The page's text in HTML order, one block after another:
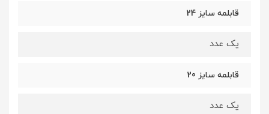
قابلمه سایز 24
یک عدد
قابلمه سایز 20
یک عدد